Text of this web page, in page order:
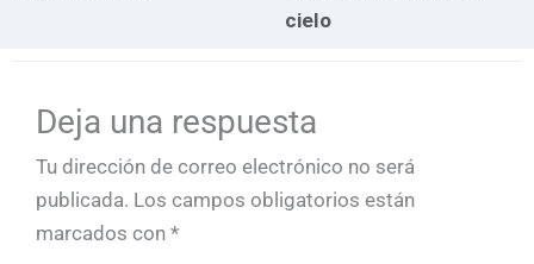
cielo
Deja una respuesta
Tu dirección de correo electrónico no será
publicada. Los campos obligatorios están
marcados con *